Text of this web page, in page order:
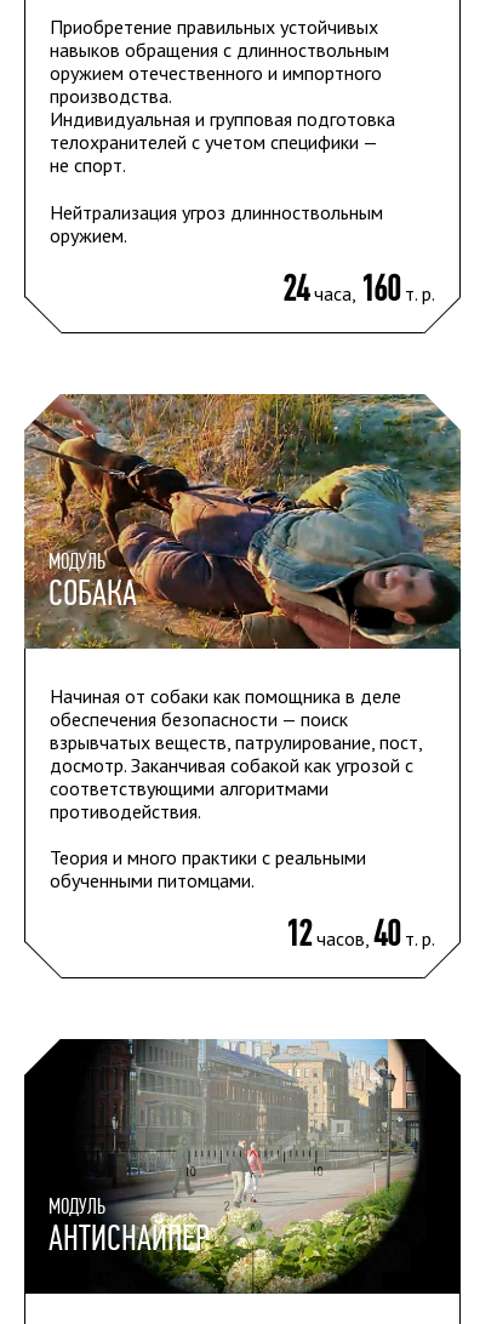
Приобретение правильных устойчивых
навыков обращения с длинноствольным
оружием отечественного и импортного
производства.
Индивидуальная и групповая подготовка
телохранителей с учетом специфики —
не спорт.
Нейтрализация угроз длинноствольным
оружием.
24часа, 160т. р.
МОДУЛЬ
СОБАКА
Начиная от собаки как помощника в деле
обеспечения безопасности — поиск
взрывчатых веществ, патрулирование, пост,
досмотр. Заканчивая собакой как угрозой с
соответствующими алгоритмами
противодействия.
Теория и много практики с реальными
обученными питомцами.
12часов, 40т. р.
МОДУЛЬ
АНТИСНАЙПЕР